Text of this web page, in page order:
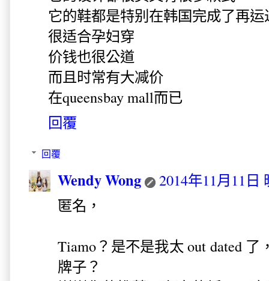
它的鞋都是特别在韩国完成了再运
很适合孕妇穿
价钱也很公道
而且时常有大减价
在queensbay mall而已
回覆
回覆
Wendy Wong
2014年11月11日
匿名，
Tiamo？是不是我太 out dated
牌子？